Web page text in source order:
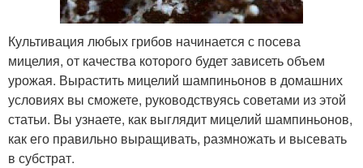
Культивация любых грибов начинается с посева
мицелия, от качества которого будет зависеть объем
урожая. Вырастить мицелий шампиньонов в домашних
условиях вы сможете, руководствуясь советами из этой
статьи. Вы узнаете, как выглядит мицелий шампиньонов,
как его правильно выращивать, размножать и высевать
в субстрат.